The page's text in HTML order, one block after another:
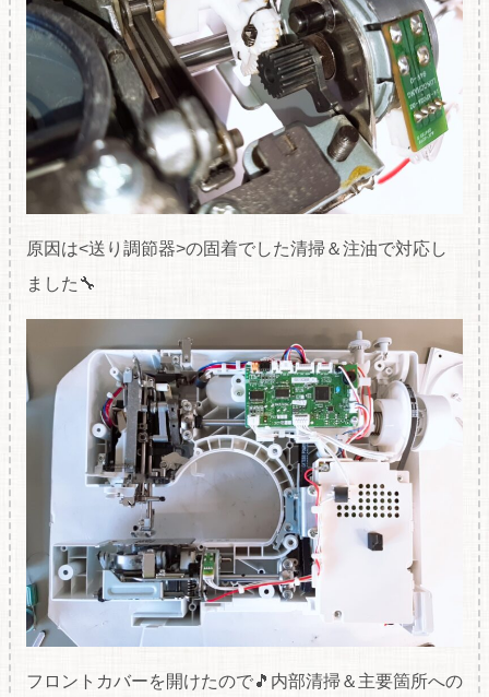
原因は<送り調節器>の固着でした清掃＆注油で対応し
ました🔧
フロントカバーを開けたので🎵内部清掃＆主要箇所への